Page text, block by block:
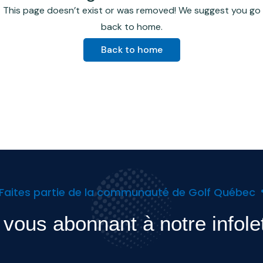
This page doesn’t exist or was removed! We suggest you go
back to home.
Back to home
partie de la communauté de Golf Québec
abonnant à notre